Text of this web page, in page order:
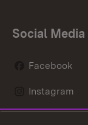
Social Media
Facebook
Instagram